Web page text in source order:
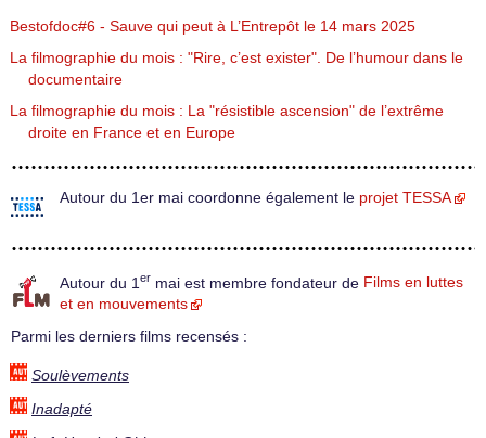
Bestofdoc#6 - Sauve qui peut à L’Entrepôt le 14 mars 2025
La filmographie du mois : "Rire, c’est exister". De l’humour dans le
documentaire
La filmographie du mois : La "résistible ascension" de l’extrême
droite en France et en Europe
Autour du 1er mai coordonne également le projet TESSA
Autour du 1 er mai est membre fondateur de Films en luttes
et en mouvements
Parmi les derniers films recensés :
Soulèvements
Inadapté